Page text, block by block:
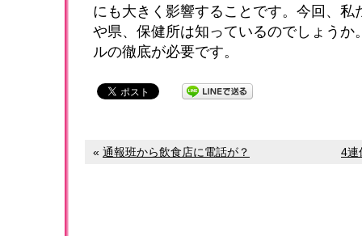
にも大きく影響することです。今回、私
や県、保健所は知っているのでしょうか
ルの徹底が必要です。
« 通報班から飲食店に電話が？ 4連